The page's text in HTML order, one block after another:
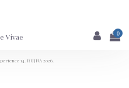
0
14. RUJNA 2026.